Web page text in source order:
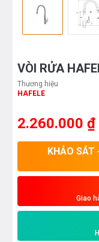
VÒI RỬA
Thương hiệu
HAFELE
2.260.000 ₫
KHẢO
Giao